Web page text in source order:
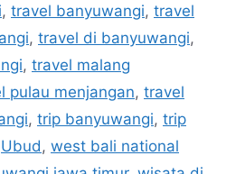
, travel banyuwangi, travel
, travel di banyuwangi,
, travel malang
pulau menjangan, travel
, trip banyuwangi, trip
Ubud , west bali national